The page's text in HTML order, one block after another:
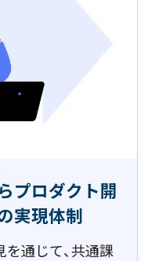
プロダクト開
実現体制
通じて、共通課